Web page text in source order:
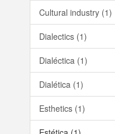
Cultural industry (1)
Dialectics (1)
Dialéctica (1)
Dialética (1)
Esthetics (1)